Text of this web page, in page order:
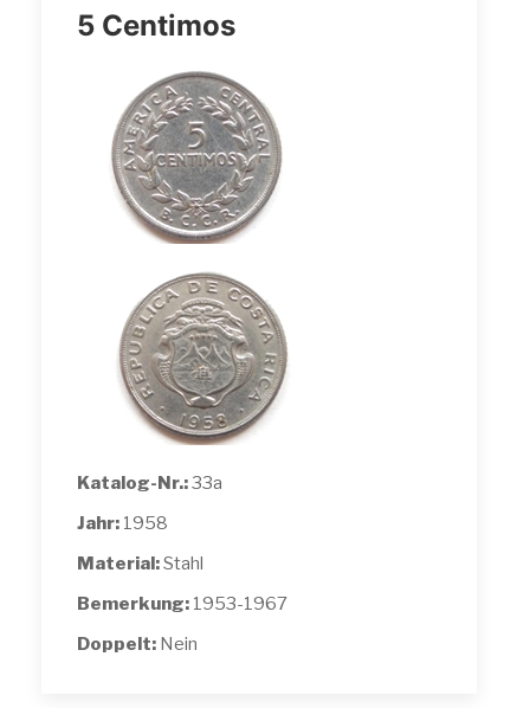
5 Centimos
Katalog-Nr.:33a
Jahr: 1958
Material:Stahl
Bemerkung: 1953-1967
Doppelt: Nein